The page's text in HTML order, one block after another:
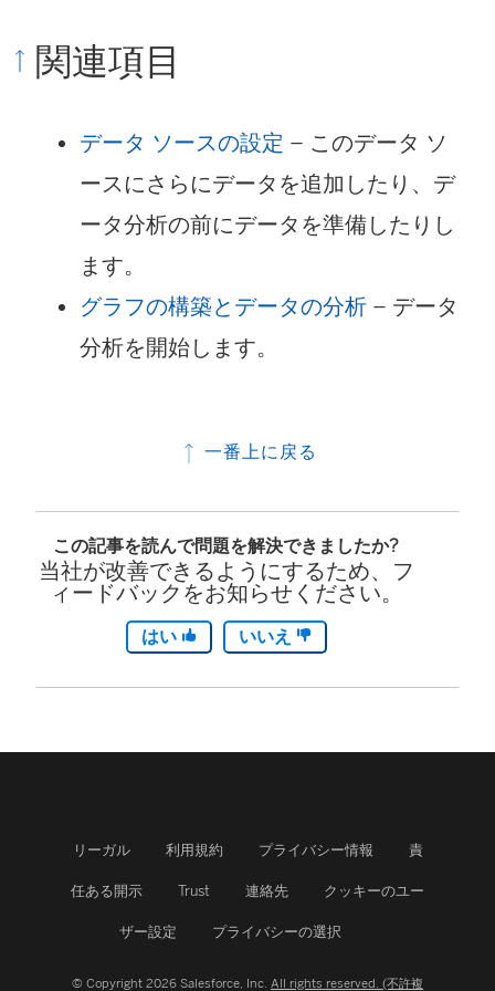
関連項目
データ ソースの設定 – このデータ ソ
ースにさらにデータを追加したり、デ
ータ分析の前にデータを準備したりし
ます。
グラフの構築とデータの分析 – データ
分析を開始します。
一番上に戻る
この記事を読んで問題を解決できましたか?
当社が改善できるようにするため、フ
ィードバックをお知らせください。
はい いいえ
リーガル 利用規約 プライバシー情報 責
任ある開示 Trust 連絡先 クッキーのユー
ザー設定 プライバシーの選択
© Copyright 2026 Salesforce, Inc. All rights reserved. (不許複